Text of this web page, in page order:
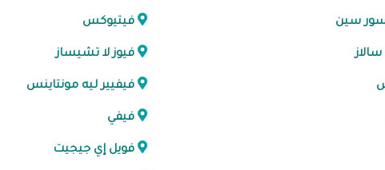
سور سين فيتيوكس
فيوز لا تشيساز
فيفيير ليه مونتاينس
فيفي
فويل إي جيجيت